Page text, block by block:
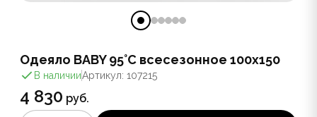
Одеяло BABY 95°C всесезонное 100x150
В наличииАртикул: 107215
4 830 руб.